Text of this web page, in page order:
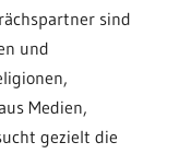
sind
und
Medien,
gezielt die